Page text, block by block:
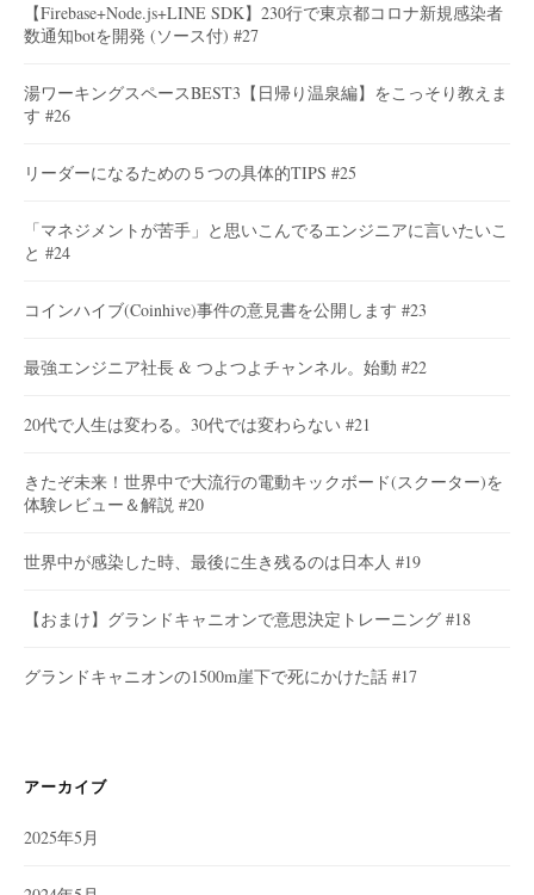
【Firebase+Node.js+LINE SDK】230行で東京都コロナ新規感染者
数通知botを開発 (ソース付) #27
湯ワーキングスペースBEST3【日帰り温泉編】をこっそり教えま
す #26
リーダーになるための５つの具体的TIPS #25
「マネジメントが苦手」と思いこんでるエンジニアに言いたいこ
と #24
コインハイブ(Coinhive)事件の意見書を公開します #23
最強エンジニア社長 & つよつよチャンネル。始動 #22
20代で人生は変わる。30代では変わらない #21
きたぞ未来！世界中で大流行の電動キックボード(スクーター)を
体験レビュー＆解説 #20
世界中が感染した時、最後に生き残るのは日本人 #19
【おまけ】グランドキャニオンで意思決定トレーニング #18
グランドキャニオンの1500m崖下で死にかけた話 #17
アーカイブ
2025年5月